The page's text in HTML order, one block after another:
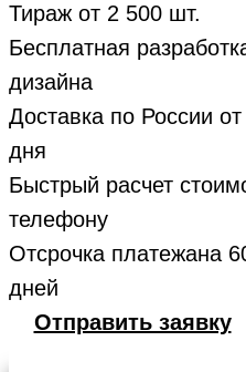
Тираж от 2 500 шт.
Бесплатная
дизайна
Доставка по России от
дня
Быстрый расчет
телефону
Отсрочка платежана
дней
Отправить заявку